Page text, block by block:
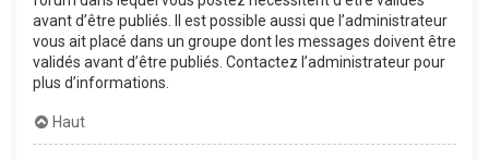
avant d’être publiés. Il est possible aussi que l’administrateur
vous ait placé dans un groupe dont les messages doivent être
validés avant d’être publiés. Contactez l’administrateur pour
plus d’informations.
Haut